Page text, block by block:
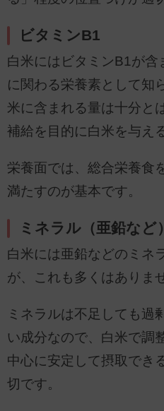
ビタミンB1
白米にはビタミンB1が
に関わる栄養素として知
米に含まれる量は十分と
補給を目的に白米を与え
栄養面では、総合栄養食
満たすのが基本です。
ミネラル（亜鉛など）
白米には亜鉛などのミネ
が、これも多くはありま
ミネラルは不足しても過
い成分なので、白米で調
中心に安定して摂取でき
切です。